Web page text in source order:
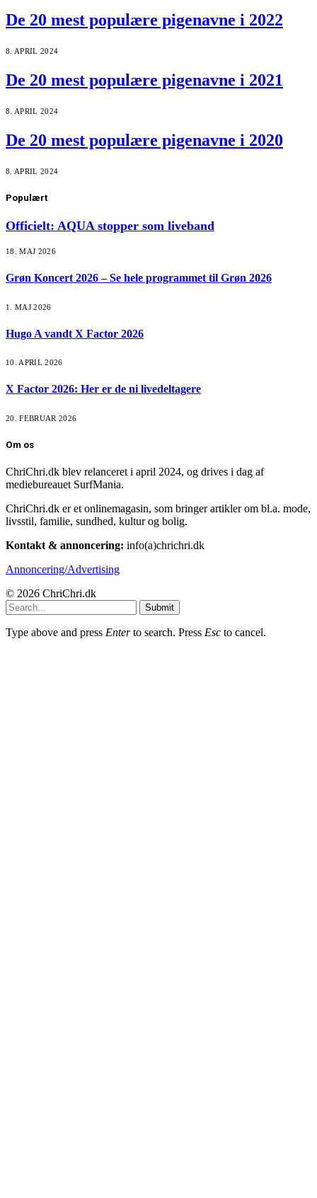
De 20 mest populære pigenavne i 2022
8. APRIL 2024
De 20 mest populære pigenavne i 2021
8. APRIL 2024
De 20 mest populære pigenavne i 2020
8. APRIL 2024
Populært
Officielt: AQUA stopper som liveband
18. MAJ 2026
Grøn Koncert 2026 – Se hele programmet til Grøn 2026
1. MAJ 2026
Hugo A vandt X Factor 2026
10. APRIL 2026
X Factor 2026: Her er de ni livedeltagere
20. FEBRUAR 2026
Om os
ChriChri.dk blev relanceret i april 2024, og drives i dag af
mediebureauet SurfMania.
ChriChri.dk er et onlinemagasin, som bringer artikler om bl.a. mode,
livsstil, familie, sundhed, kultur og bolig.
Kontakt & annoncering: info(a)chrichri.dk
Annoncering/Advertising
© 2026 ChriChri.dk
Submit
Type above and press Enterto search. Press Esc to cancel.